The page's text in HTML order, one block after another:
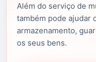
Além do serviço de
também pode ajudar
armazenamento,
os seus bens.